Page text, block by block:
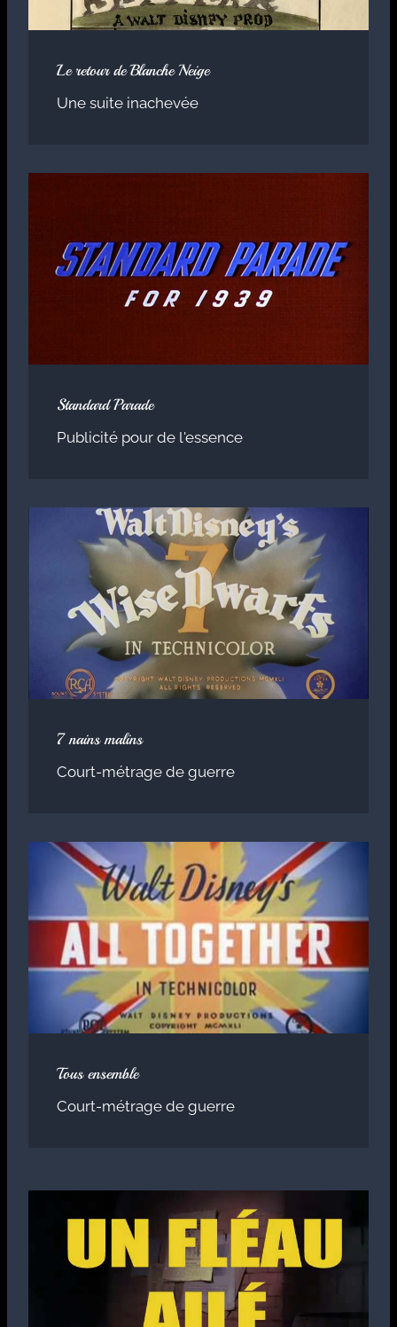
Le retour de Blanche Neige
Une suite inachevée
Standard Parade
Publicité pour de l'essence
7 nains malins
Court-métrage de guerre
Tous ensemble
Court-métrage de guerre